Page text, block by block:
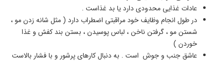
عادات غذایی محدودی دارد یا بد غذاست .
در طول انجام وظایف خود مراقبتی اضطراب دارد ( مثل شانه زدن مو ،
شستن مو ، گرفتن ناخن ، لباس پوسیدن ، بستن بند کفش و غذا
خوردن )
عاشق جنب و جوش است . به دنبال کارهای پرشور و با فشار بالاست